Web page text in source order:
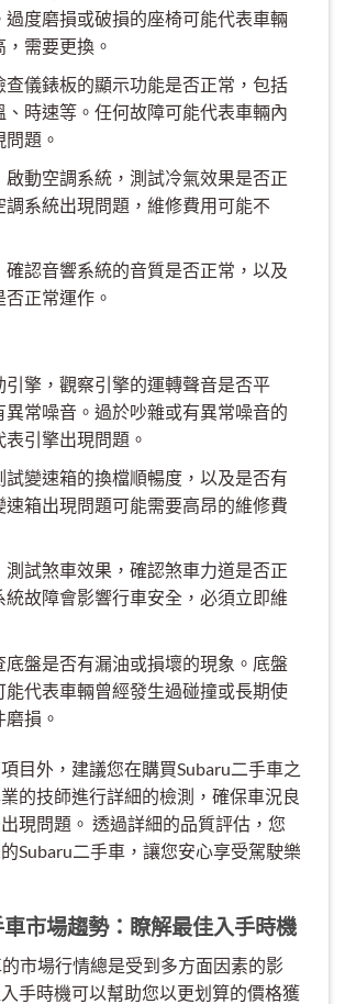
過度磨損或破損的座椅可能代表車輛
需要更換。
查儀錶板的顯示功能是否正常，包括
、時速等。任何故障可能代表車輛內
題。
啟動空調系統，測試冷氣效果是否正
調系統出現問題，維修費用可能不
確認音響系統的音質是否正常，以及
正常運作。
引擎，觀察引擎的運轉聲音是否平
異常噪音。過於吵雜或有異常噪音的
引擎出現問題。
試變速箱的換檔順暢度，以及是否有
速箱出現問題可能需要高昂的維修費
測試煞車效果，確認煞車力道是否正
統故障會影響行車安全，必須立即維
底盤是否有漏油或損壞的現象。底盤
能代表車輛曾經發生過碰撞或長期使
損。
目外，建議您在購買Subaru二手車之
的技師進行詳細的檢測，確保車況良
現問題。 透過詳細的品質評估，您
Subaru二手車，讓您安心享受駕駛樂
市場趨勢：瞭解最佳入手時機
市場行情總是受到多方面因素的影
手時機可以幫助您以更划算的價格獲